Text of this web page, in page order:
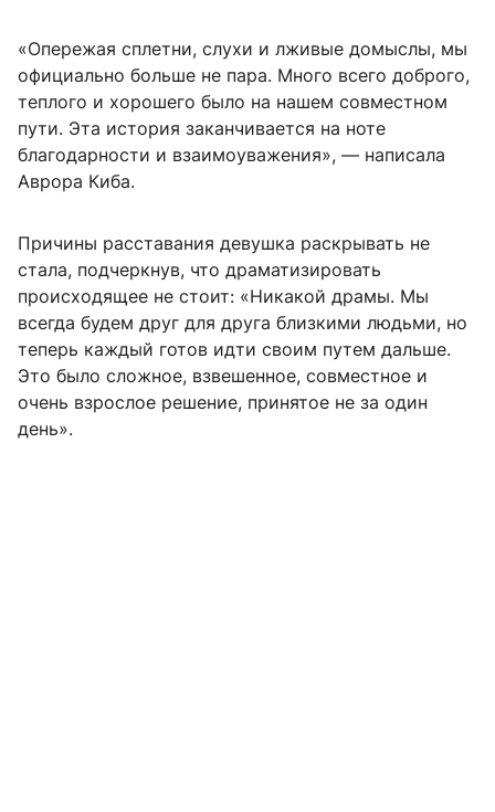
«Опережая сплетни, слухи и лживые домыслы, мы
официально больше не пара. Много всего доброго,
теплого и хорошего было на нашем совместном
пути. Эта история заканчивается на ноте
благодарности и взаимоуважения», — написала
Аврора Киба.
Причины расставания девушка раскрывать не
стала, подчеркнув, что драматизировать
происходящее не стоит: «Никакой драмы. Мы
всегда будем друг для друга близкими людьми, но
теперь каждый готов идти своим путем дальше.
Это было сложное, взвешенное, совместное и
очень взрослое решение, принятое не за один
день».